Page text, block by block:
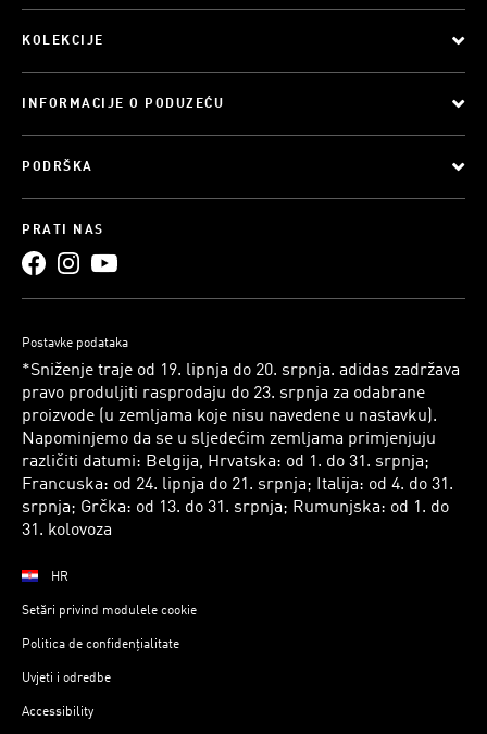
KOLEKCIJE
INFORMACIJE O PODUZEĆU
PODRŠKA
PRATI NAS
Postavke podataka
*Sniženje traje od 19. lipnja do 20. srpnja. adidas zadržava
pravo produljiti rasprodaju do 23. srpnja za odabrane
proizvode (u zemljama koje nisu navedene u nastavku).
Napominjemo da se u sljedećim zemljama primjenjuju
različiti datumi: Belgija, Hrvatska: od 1. do 31. srpnja;
Francuska: od 24. lipnja do 21. srpnja; Italija: od 4. do 31.
srpnja; Grčka: od 13. do 31. srpnja; Rumunjska: od 1. do
31. kolovoza
HR
Setări privind modulele cookie
Politica de confidențialitate
Uvjeti i odredbe
Accessibility